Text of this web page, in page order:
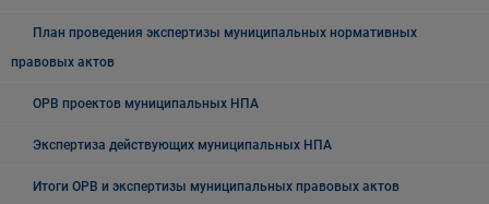
План проведения экспертизы муниципальных нормативных
правовых актов
ОРВ проектов муниципальных НПА
Экспертиза действующих муниципальных НПА
Итоги ОРВ и экспертизы муниципальных правовых актов